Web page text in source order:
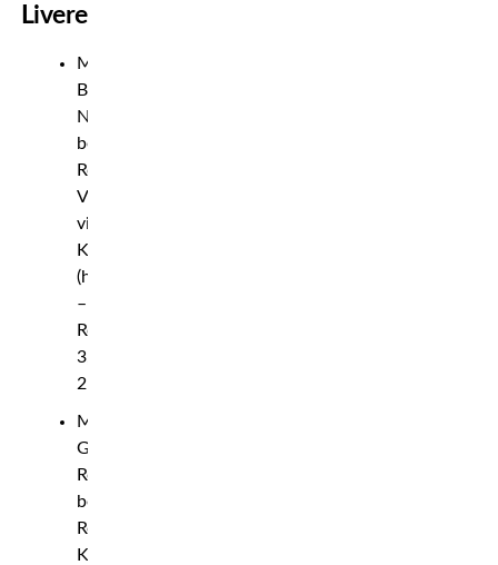
Liveresultat
Mellanvikt:
Bo
Nickal
besegrar
Rodolfo
Vieira
via
KO
(huvudspark)
–
Rond
3,
2:24
Mellanvikt:
Gregory
Rodrigues
besegrar
Roman
Kopylov